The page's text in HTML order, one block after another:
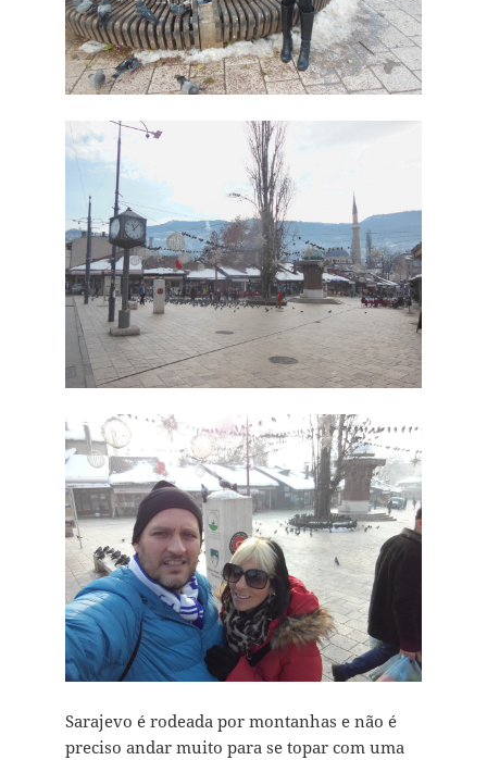
Sarajevo é rodeada por montanhas e não é
preciso andar muito para se topar com uma